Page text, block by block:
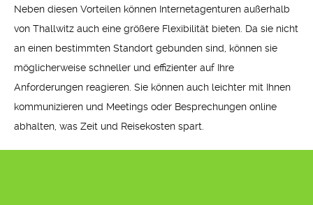
Neben diesen Vorteilen können Internetagenturen außerhalb
von Thallwitz auch eine größere Flexibilität bieten. Da sie nicht
an einen bestimmten Standort gebunden sind, können sie
möglicherweise schneller und effizienter auf Ihre
Anforderungen reagieren. Sie können auch leichter mit Ihnen
kommunizieren und Meetings oder Besprechungen online
abhalten, was Zeit und Reisekosten spart.